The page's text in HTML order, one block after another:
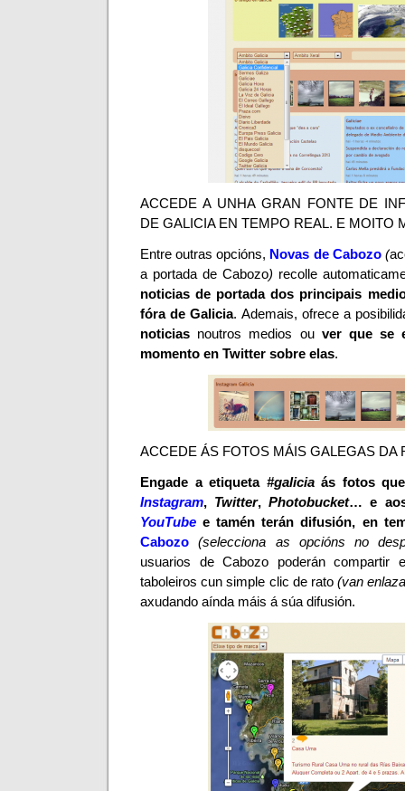
ACCEDE A UNHA GRAN FONTE DE
DE GALICIA EN TEMPO REAL. E MOITO
Entre outras opcións, Novas de Cabozo (
a portada de Cabozo) recolle
noticias de portada dos principais
fóra de Galicia. Ademais, ofrece a
noticias noutros medios ou ver que se
momento en Twitter sobre elas.
ACCEDE ÁS FOTOS MÁIS GALEGAS DA
Engade a etiqueta #galiciaás fotos que
Instagram, Twitter,Photobucket… e
YouTube e tamén terán difusión, en
Cabozo
(selecciona as opcións no
usuarios de Cabozo
poderán compartir
taboleiroscun simple clic de rato(van
axudando aínda máis á súa difusión.